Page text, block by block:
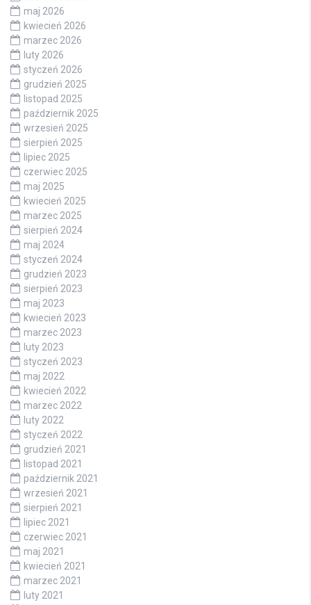
maj 2026
kwiecień 2026
marzec 2026
luty 2026
styczeń 2026
grudzień 2025
listopad 2025
październik 2025
wrzesień 2025
sierpień 2025
lipiec 2025
czerwiec 2025
maj 2025
kwiecień 2025
marzec 2025
sierpień 2024
maj 2024
styczeń 2024
grudzień 2023
sierpień 2023
maj 2023
kwiecień 2023
marzec 2023
luty 2023
styczeń 2023
maj 2022
kwiecień 2022
marzec 2022
luty 2022
styczeń 2022
grudzień 2021
listopad 2021
październik 2021
wrzesień 2021
sierpień 2021
lipiec 2021
czerwiec 2021
maj 2021
kwiecień 2021
marzec 2021
luty 2021